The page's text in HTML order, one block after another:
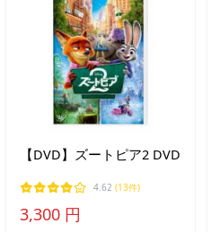
【DVD】ズートピア2 DVD
4.62 (13件)
3,300 円